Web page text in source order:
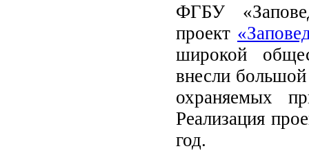
ФГБУ
проект
широкой
внесли большой
охраняемых
Реализация
год.